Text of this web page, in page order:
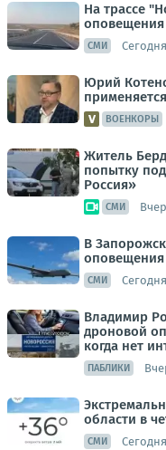
На трассе
СМИ
Юрий
ВОЕНКОРЫ
Житель
попытку
Россия»
СМИ
В
оповещения
СМИ
Владимир
дроновой
когда нет
ПАБЛИКИ
области в
СМИ